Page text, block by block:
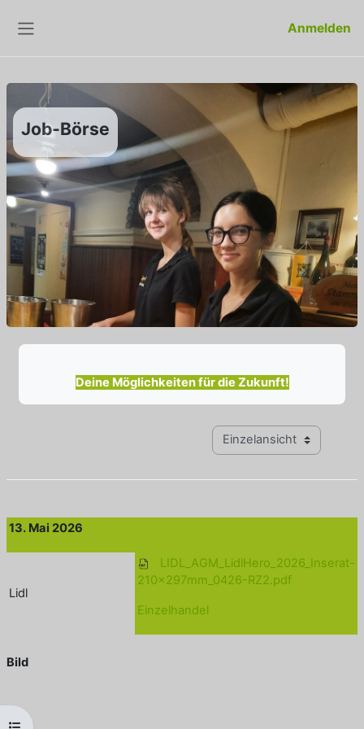
Anmelden
Job-Börse
Deine Möglichkeiten für die Zukunft!
Modus Tertiärnavigation
13. Mai 2026
Lidl
LIDL_AGM_LidlHero_2026_Inserat-
210x297mm_0426-RZ2.pdf
Einzelhandel
Bild